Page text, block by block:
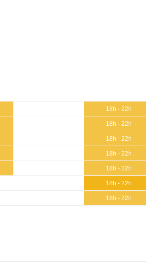
18h - 22h
18h - 22h
18h - 22h
18h - 22h
18h - 22h
18h - 22h
18h - 22h